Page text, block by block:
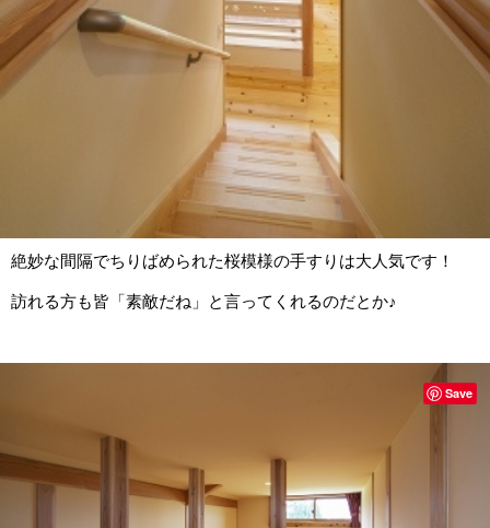
絶妙な間隔でちりばめられた桜模様の手すりは大人気です！
訪れる方も皆「素敵だね」と言ってくれるのだとか♪
Save